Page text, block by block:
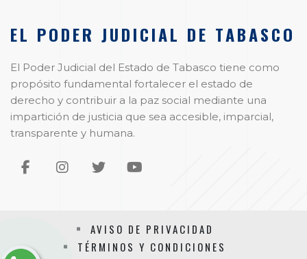
EL PODER JUDICIAL DE TABASCO
El Poder Judicial del Estado de Tabasco tiene como
propósito fundamental fortalecer el estado de
derecho y contribuir a la paz social mediante una
impartición de justicia que sea accesible, imparcial,
transparente y humana.
AVISO DE PRIVACIDAD
TÉRMINOS Y CONDICIONES